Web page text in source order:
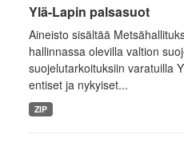
Ylä-Lapin palsasuot
Aineisto sisältää
hallinnassa olevilla valtion
suojelutarkoituksiin varatuilla
entiset ja nykyiset...
ZIP